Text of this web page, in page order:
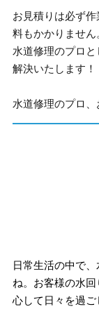
お見積りは必ず
料もかかりません
水道修理のプロ
解決いたします！
水道修理のプロ
日常生活の中で
ね。お客様の水
心して日々を過